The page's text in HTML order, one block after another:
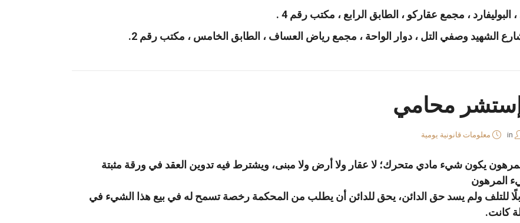
البوليفارد ، مجمع عقاركو ، الطابق الرابع ، مكتب رقم 4 .
شارع الشهيد وصفي التل ، دوار الواحة ، مجمع رياض العساف ، الطابق الخامس ، مكتب رقم 2.
محامي
in معلومات قانونية يومية
يكون شيء مادي متحرك؛ لا عقار ولا أرض ولا مبنى، ويشترط فيه تدوين العقد في ورقة مثبتة
المرهون
للتلف ولم يسد حق الدائن، يحق للدائن أن يطلب من المحكمة رخصة تسمح له في بيع هذا الشيء في
كانت.